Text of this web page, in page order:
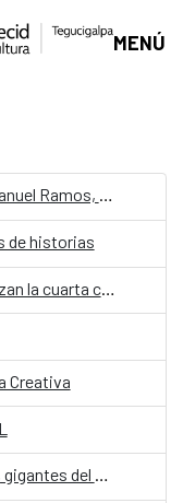
MENÚ
“El año de las langostas”, de Víctor Manuel Ramos, representa a Honduras en la quinta edición de Cuentos en Red
de historias
Festival Eñe y Casa de Velázquez lanzan la cuarta convocatoria de Residencia de Creación Literaria
Creativa
GIRA TEATRAL INFANTIL: Temblad, gigantes del mundo